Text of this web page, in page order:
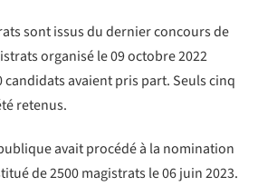
sont issus du dernier concours de
organisé le 09 octobre 2022
candidats avaient pris part. Seuls cinq
retenus.
avait procédé à la nomination
de 2500 magistrats le 06 juin 2023.